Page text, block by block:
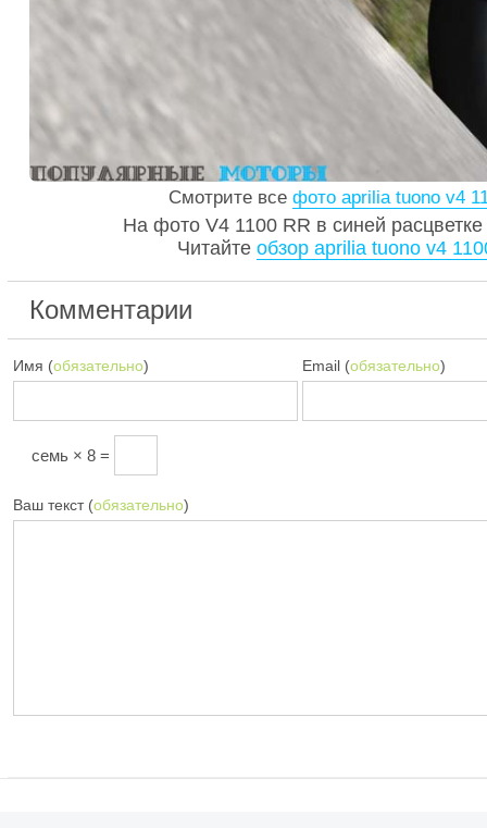
Смотрите все фото aprilia tuono v4
На фото V4 1100 RR в синей
Читайте обзор aprilia tuono v4
Комментарии
Имя (обязательно) Email (обязательно)
семь × 8 =
Ваш текст (обязательно)